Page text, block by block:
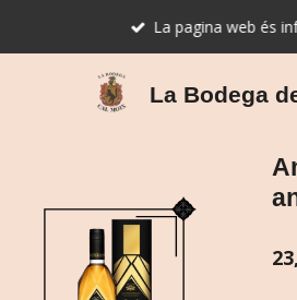
La Bodega
La pagina web és